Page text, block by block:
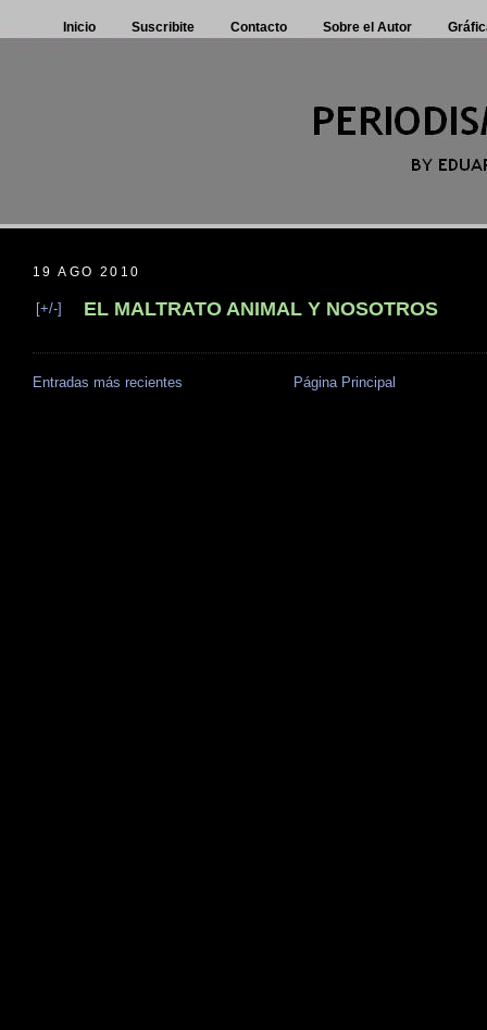
Inicio Suscribite Contacto Sobre el Autor
19 AGO 2010
[+/-] EL MALTRATO ANIMAL Y NOSOTROS
Entradas más recientes Página Principal